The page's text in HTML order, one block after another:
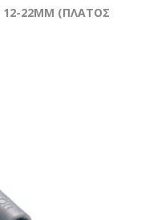
12-22MM (ΠΛΑΤΟΣ